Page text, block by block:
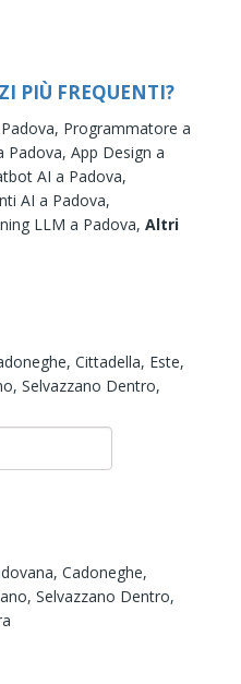
PIÙ FREQUENTI?
Programmatore a
Padova, App Design a
AI a Padova,
AI a Padova,
LLM a Padova, Altri
Cittadella, Este,
Selvazzano Dentro,
Cadoneghe,
Selvazzano Dentro,